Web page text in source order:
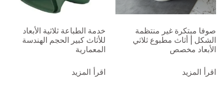
صوفا مبتكرة غير منتظمة
الشكل | أثاث مطبوع ثلاثي
الأبعاد مخصص
اقرأ المزيد
خدمة الطباعة ثلاثية الأبعاد
للأثاث كبير الحجم الهندسة
المعمارية
اقرأ المزيد